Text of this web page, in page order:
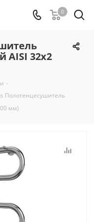
0
AISI 32х2
-
Полотенцесушитель
мм)